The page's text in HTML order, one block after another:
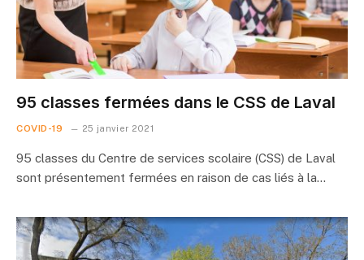
95 classes fermées dans le CSS de Laval
COVID-19 25 janvier 2021
95 classes du Centre de services scolaire (CSS) de Laval
sont présentement fermées en raison de cas liés à la…